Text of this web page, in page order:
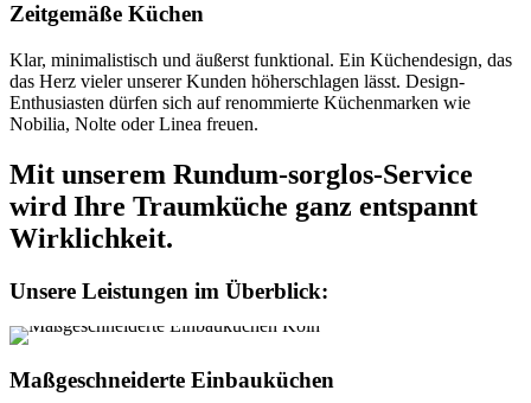
Zeitgemäße Küchen
Klar, minimalistisch und äußerst funktional. Ein Küchendesign, das
das Herz vieler unserer Kunden höherschlagen lässt. Design-
Enthusiasten dürfen sich auf renommierte Küchenmarken wie
Nobilia, Nolte oder Linea freuen.
Mit unserem Rundum-sorglos-Service
wird Ihre Traumküche ganz entspannt
Wirklichkeit.
Unsere Leistungen im Überblick:
Maßgeschneiderte Einbauküchen